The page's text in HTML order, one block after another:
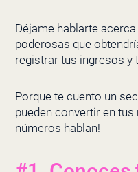
Déjame hablarte
poderosas que
registrar tus ingresos y
Porque te cuento un
pueden convertir en
números hablan!